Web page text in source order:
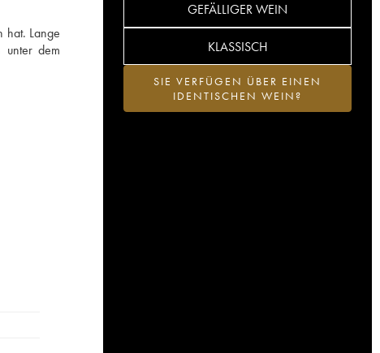
hat. Lange
dem
GEFÄLLIGER WEIN
KLASSISCH
SIE VERFÜGEN ÜBER EINEN
IDENTISCHEN WEIN?